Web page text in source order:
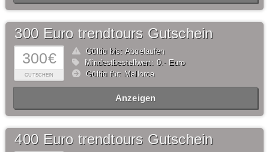
300€
GUTSCHEIN
300 Euro trendtours Gutschein
Gültig bis: Abgelaufen
Mindestbestellwert: 0,- Euro
Gültig für: Mallorca
Anzeigen
400 Euro trendtours Gutschein